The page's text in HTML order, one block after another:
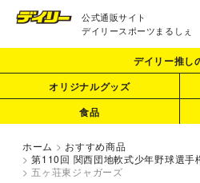
公式通販サイト
デイリースポーツまるしぇ
デイリー推し
オリジナルグッズ
食品
ホーム > おすすめ商品
> 第110回 関西団地軟式少年野球選
> 五ヶ荘東ジャガーズ